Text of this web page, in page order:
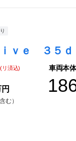
リ済込)
む）
車両本